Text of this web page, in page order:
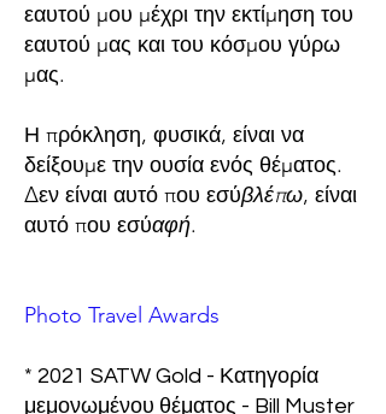
εαυτού μου μέχρι την εκτίμηση του
εαυτού μας και του κόσμου γύρω
μας.
Η πρόκληση, φυσικά, είναι να
δείξουμε την ουσία ενός θέματος.
Δεν είναι αυτό που εσύβλέπω, είναι
αυτό που εσύαφή.
Photo Travel Awards
* 2021 SATW Gold - Κατηγορία
μεμονωμένου θέματος - Bill Muster